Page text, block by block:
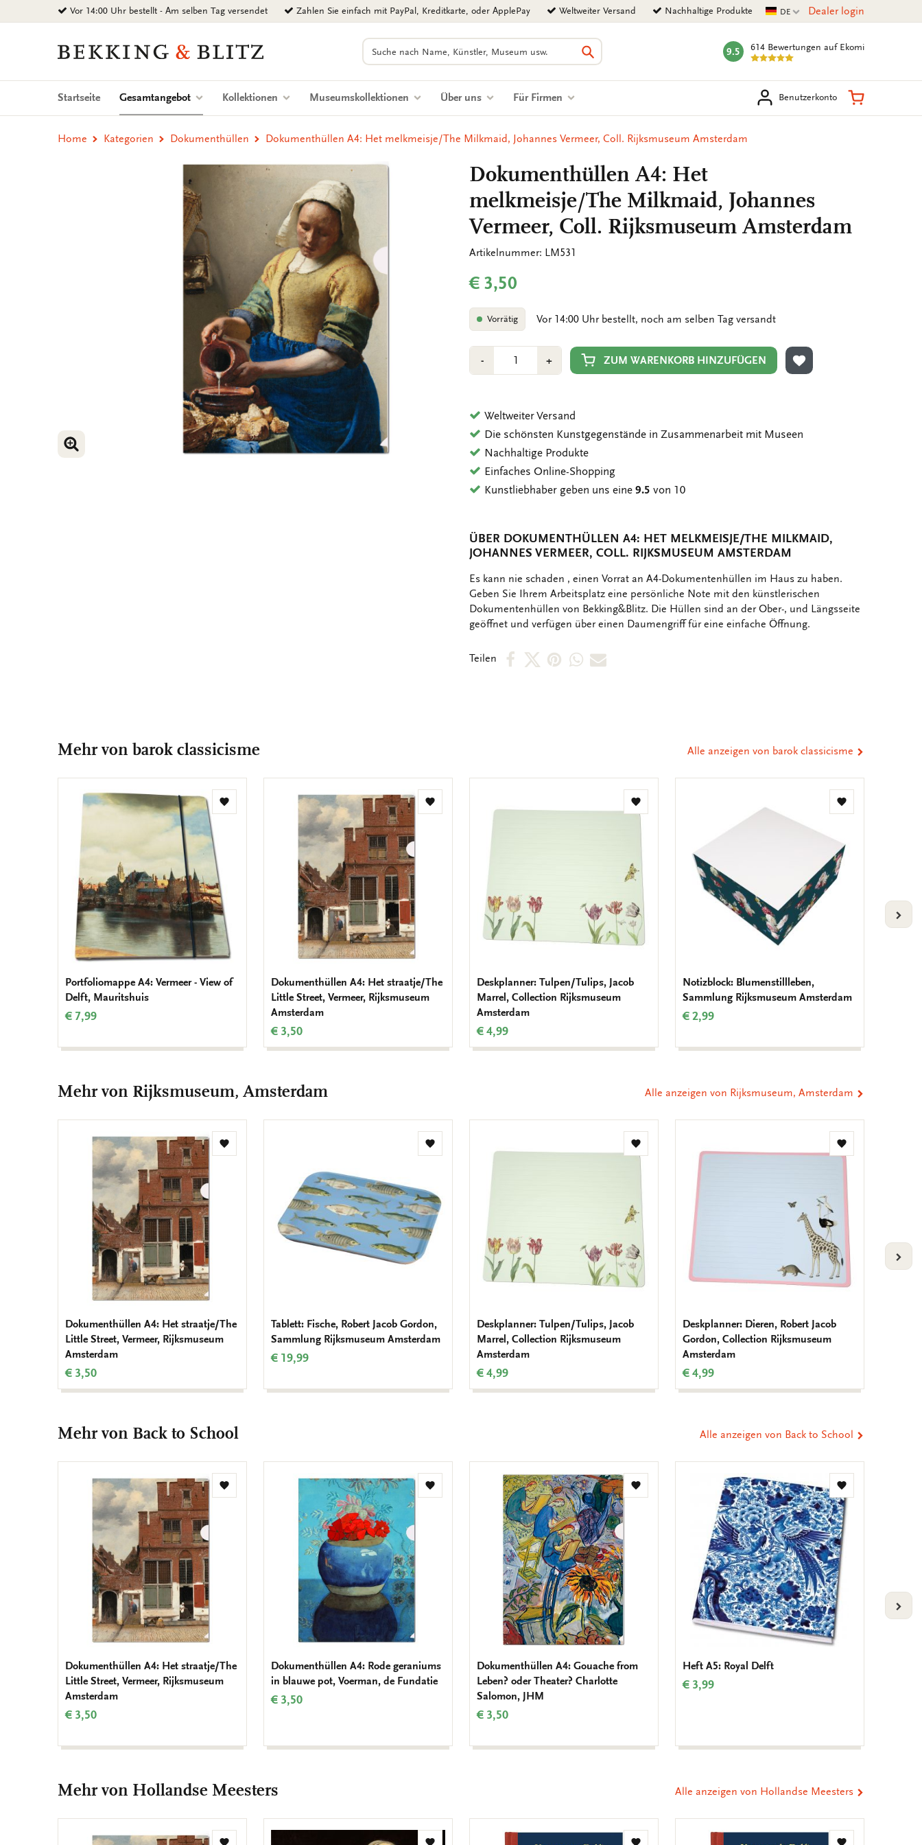
zum
Vor 14:00 Uhr bestellt - Am selben Tag versendet Zahlen Sie einfach mit PayPal, Kreditkarte, oder ApplePay Weltweiter Versand Nachhaltige Produkte Aktuelle Sprache
DE Dealer login
Bekking
Blitz
Uitgevers
Suchen
Suchen
mark:
9.5 614 Bewertungen auf Ekomi
Startseite Gesamtangebot (current)Kollektionen Museumskollektionen Über uns Für Firmen Benutzerkonto Warenkorb
Home Kategorien Dokumenthüllen Dokumenthüllen A4: Het melkmeisje/The Milkmaid, Johannes Vermeer, Coll. Rijksmuseum Amsterdam
BILD VERGRÖSSERN
Dokumenthüllen A4: Het
melkmeisje/The Milkmaid, Johannes
Vermeer, Coll. Rijksmuseum Amsterdam
Artikelnummer: LM531
€ 3,50
Vorrätig Vor 14:00 Uhr bestellt, noch am selben Tag versandt
-Min
1
+Plus
1
ZUM WARENKORB HINZUFÜGEN
ZUR WUNSCHLISTE
Weltweiter Versand
Die schönsten Kunstgegenstände in Zusammenarbeit mit Museen
Nachhaltige Produkte
Einfaches Online-Shopping
Kunstliebhaber geben uns eine9.5 von 10
ÜBER DOKUMENTHÜLLEN A4: HET MELKMEISJE/THE MILKMAID,
JOHANNES VERMEER, COLL. RIJKSMUSEUM AMSTERDAM
OMSCHRIJVING
Es kann nie schaden , einen Vorrat an A4-Dokumentenhüllen im Haus zu haben.
Geben Sie Ihrem Arbeitsplatz eine persönliche Note mit den künstlerischen
Dokumentenhüllen von Bekking&Blitz. Die Hüllen sind an der Ober-, und Längsseite
geöffnet und verfügen über einen Daumengriff für eine einfache Öffnung.
Teilen
Per Per Per PerPer
Mehr von barok classicisme Alle anzeigen von barok classicisme
Zur
Portfoliomappe A4: Vermeer - View of
Delft, Mauritshuis
€ 7,99
Zur
Dokumenthüllen A4: Het straatje/The
Little Street, Vermeer, Rijksmuseum
Amsterdam
€ 3,50
Zur
Wunschliste
hinzufügen
Deskplanner: Tulpen/Tulips, Jacob
Marrel, Collection Rijksmuseum
Amsterdam
€ 4,99
Zur
Notizblock: Blumenstillleben,
Sammlung Rijksmuseum Amsterdam
€ 2,99
Mehr von Rijksmuseum, Amsterdam Alle anzeigen von Rijksmuseum, Amsterdam
Zur
Dokumenthüllen A4: Het straatje/The
Little Street, Vermeer, Rijksmuseum
Amsterdam
€ 3,50
Zur
Tablett: Fische, Robert Jacob Gordon,
Sammlung Rijksmuseum Amsterdam
€ 19,99
Zur
Wunschliste
hinzufügen
Deskplanner: Tulpen/Tulips, Jacob
Marrel, Collection Rijksmuseum
Amsterdam
€ 4,99
Zur
Wunschliste
hinzufügen
Deskplanner: Dieren, Robert Jacob
Gordon, Collection Rijksmuseum
Amsterdam
€ 4,99
Mehr von Back to School Alle anzeigen von Back to School
Zur
Dokumenthüllen A4: Het straatje/The
Little Street, Vermeer, Rijksmuseum
Amsterdam
€ 3,50
Zur
Dokumenthüllen A4: Rode geraniums
in blauwe pot, Voerman, de Fundatie
€ 3,50
Zur
Dokumenthüllen A4: Gouache from
Leben? oder Theater? Charlotte
Salomon, JHM
€ 3,50
Zur
Wunschliste
hinzufügen
Heft A5: Royal Delft
€ 3,99
Mehr von Hollandse Meesters Alle anzeigen von Hollandse Meesters